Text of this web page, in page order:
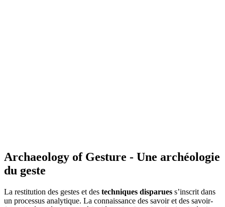
Archaeology of Gesture - Une archéologie
du geste
La restitution des gestes et des techniques disparues s’inscrit dans
un processus analytique. La connaissance des savoir et des savoir-